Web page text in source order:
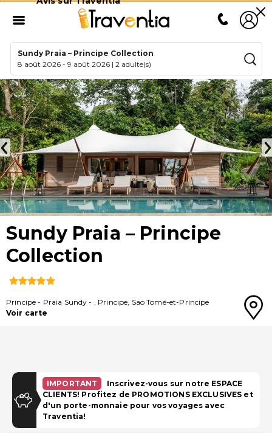
Sundy Praia – Principe Collection
8 août 2026 -9 août 2026 |2 adulte(s)
Sundy Praia – Principe
Collection
Principe - Praia Sundy - , Principe, Sao Tomé-et-Principe
Voir carte
IMPORTANT
Inscrivez-vous sur notre ESPACE
CLIENTS! Profitez de PROMOTIONS EXCLUSIVES et
d'un porte-monnaie pour vos voyages avec
Traventia!